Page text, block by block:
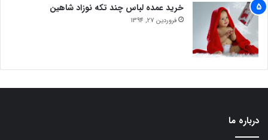
خرید عمده لباس چند تکه نوزاد شاهین
فروردین 27, 1394
درباره ما